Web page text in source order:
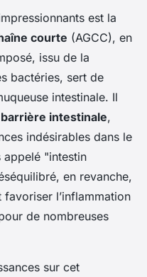
est la
courte (AGCC), en
issu de la
bactéries, sert de
intestinale. Il
barrière intestinale,
indésirables dans le
appelé "intestin
en revanche,
l’inflammation
de nombreuses
sur cet